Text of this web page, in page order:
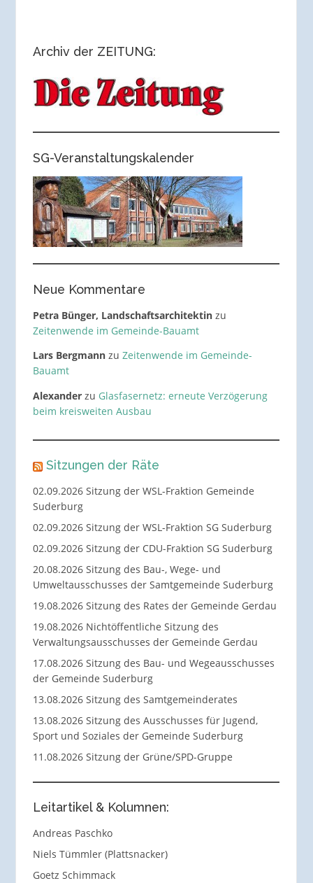
Archiv der ZEITUNG:
SG-Veranstaltungskalender
Neue Kommentare
Petra Bünger, Landschaftsarchitektinzu
Zeitenwende im Gemeinde-Bauamt
Lars Bergmannzu Zeitenwende im Gemeinde-
Bauamt
Alexanderzu Glasfasernetz: erneute Verzögerung
beim kreisweiten Ausbau
Sitzungen der Räte
02.09.2026 Sitzung der WSL-Fraktion Gemeinde
Suderburg
02.09.2026 Sitzung der WSL-Fraktion SG Suderburg
02.09.2026 Sitzung der CDU-Fraktion SG Suderburg
20.08.2026 Sitzung des Bau-, Wege- und
Umweltausschusses der Samtgemeinde Suderburg
19.08.2026 Sitzung des Rates der Gemeinde Gerdau
19.08.2026 Nichtöffentliche Sitzung des
Verwaltungsausschusses der Gemeinde Gerdau
17.08.2026 Sitzung des Bau- und Wegeausschusses
der Gemeinde Suderburg
13.08.2026 Sitzung des Samtgemeinderates
13.08.2026 Sitzung des Ausschusses für Jugend,
Sport und Soziales der Gemeinde Suderburg
11.08.2026 Sitzung der Grüne/SPD-Gruppe
Leitartikel & Kolumnen:
Andreas Paschko
Niels Tümmler (Plattsnacker)
Goetz Schimmack